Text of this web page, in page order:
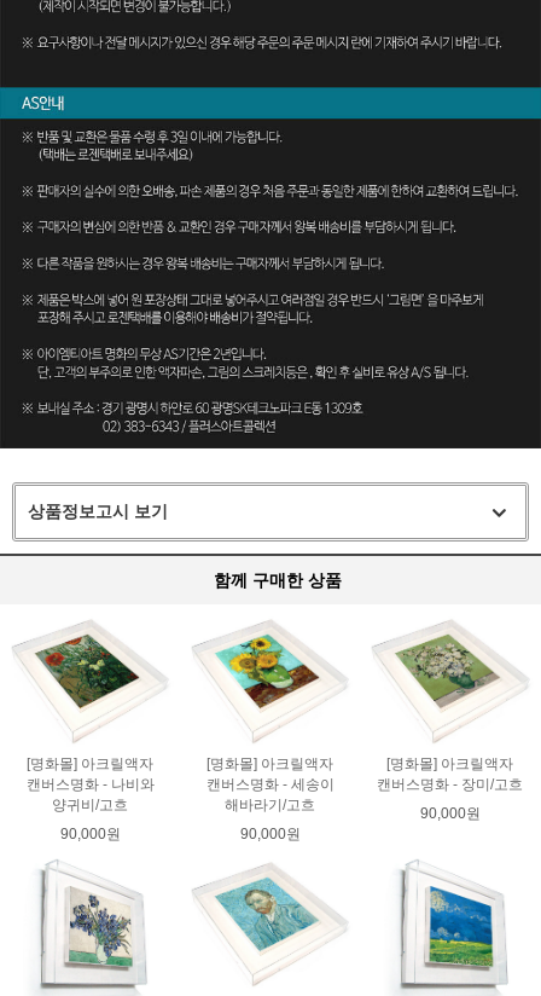
상품정보고시 보기
함께 구매한 상품
[명화몰] 아크릴액자
캔버스명화 - 나비와
양귀비/고흐
90,000원
[명화몰] 아크릴액자
캔버스명화 - 세송이
해바라기/고흐
90,000원
[명화몰] 아크릴액자
캔버스명화 - 장미/고흐
90,000원